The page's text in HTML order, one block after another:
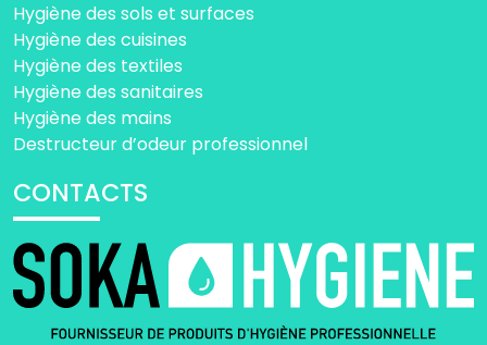
Hygiène des sols et surfaces
Hygiène des cuisines
Hygiène des textiles
Hygiène des sanitaires
Hygiène des mains
Destructeur d’odeur professionnel
CONTACTS